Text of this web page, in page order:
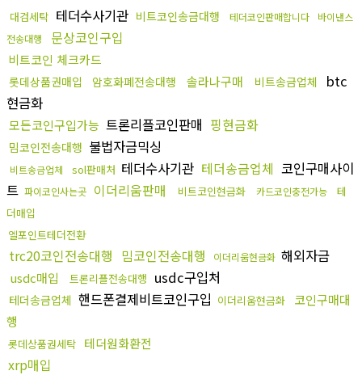
대검세탁 테더수사기관 비트코인송금대행 테더코인판매합니다
바이낸스
전송대행
문상코인구입
비트코인 체크카드
롯데상품권매입 암호화폐전송대행 솔라나구매 비트송금업체
btc
현금화
모든코인구입가능 트론리플코인판매 핑현금화
밈코인전송대행 불법자금믹싱
비트송금업체 sol판매처 테더수사기관 테더송금업체 코인구매사이
트 파이코인사는곳 이더리움판매 비트코인현금화 카드코인충전가능
테
더매입
엘포인트테더전환
trc20코인전송대행 밈코인전송대행 이더리움현금화 해외자금
usdc매입 트론리플전송대행 usdc구입처
테더송금업체 핸드폰결제비트코인구입 이더리움현금화
코인구매대
행
롯데상품권세탁 테더원화환전
xrp매입